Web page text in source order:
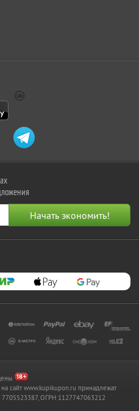
сайт www.kupikupon.ru принадлежат
ОГРН 1127747063212